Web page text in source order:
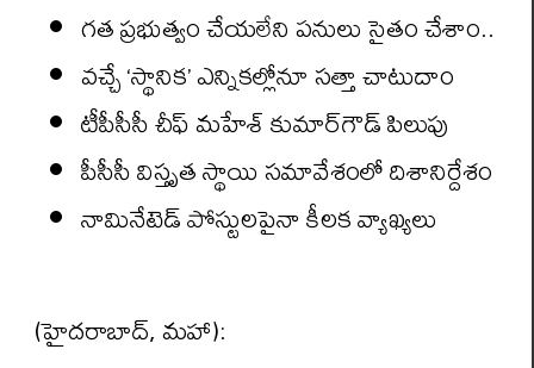
గత ప్రభుత్వం చేయలేని పనులు సైతం చేశాం..
వచ్చే ‘స్థానిక’ ఎన్నికల్లోనూ సత్తా చాటుదాం
టీపీసీసీ చీఫ్ మహేశ్ కుమార్‌గౌడ్ పిలుపు
పీసీసీ విస్తృత స్థాయి సమావేశంలో దిశానిర్దేశం
నామినేటెడ్‌ పోస్టులపైనా కీలక వ్యాఖ్యలు
(హైదరాబాద్‌, మహా):